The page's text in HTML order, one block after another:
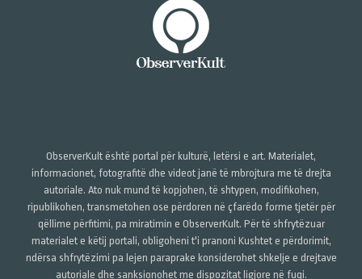
ObserverKult është portal për kulturë, letërsi e art. Materialet,
informacionet, fotografitë dhe videot janë të mbrojtura me të drejta
autoriale. Ato nuk mund të kopjohen, të shtypen, modifikohen,
ripublikohen, transmetohen ose përdoren në çfarëdo forme tjetër për
qëllime përfitimi, pa miratimin e ObserverKult. Për të shfrytëzuar
materialet e këtij portali, obligoheni t'i pranoni Kushtet e përdorimit,
ndërsa shfrytëzimi pa lejen paraprake konsiderohet shkelje e drejtave
autoriale dhe sanksionohet me dispozitat ligjore në fuqi.